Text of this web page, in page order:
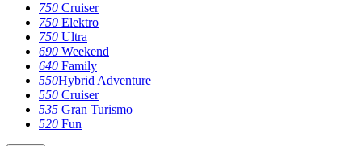
750 Cruiser
750 Elektro
750 Ultra
690 Weekend
640 Family
550Hybrid Adventure
550 Cruiser
535 Gran Turismo
520 Fun